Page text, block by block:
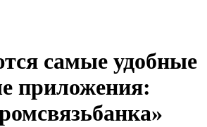
самые удобные
приложения: